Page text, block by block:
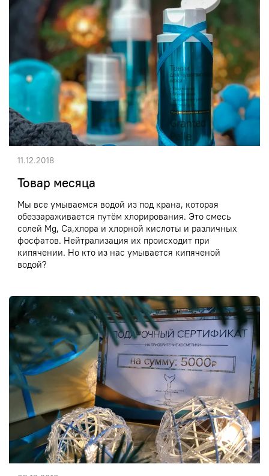
Товар месяца
Мы все умываемся водой из под крана, которая
обеззараживается путём хлорирования. Это смесь
солей Mg, Ca,хлора и хлорной кислоты и различных
фосфатов. Нейтрализация их происходит при
кипячении. Но кто из нас умывается кипяченой
водой?
11.12.2018